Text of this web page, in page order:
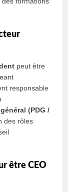
peut être
responsable
(PDG /
des rôles
être CEO